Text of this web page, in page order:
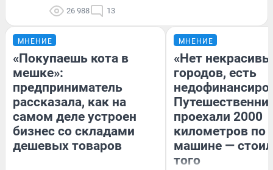
26 988 13
МНЕНИЕ
«Покупаешь кота в
мешке»:
предприниматель
рассказала, как на
самом деле устроен
бизнес со складами
дешевых товаров
МНЕНИЕ
«Нет
городов, есть
проехали 2000
километров по
машине —
того